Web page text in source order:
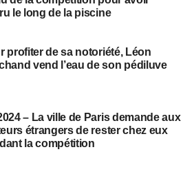
le long de la piscine
profiter de sa notoriété, Léon
vend l’eau de son pédiluve
– La ville de Paris demande aux
étrangers de rester chez eux
la compétition